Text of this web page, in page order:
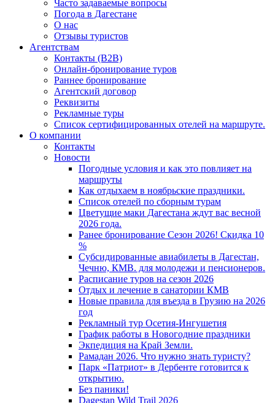
Часто задаваемые вопросы
Погода в Дагестане
О нас
Отзывы туристов
Агентствам
Контакты (B2B)
Онлайн-бронирование туров
Раннее бронирование
Агентский договор
Реквизиты
Рекламные туры
Список сертифицированных отелей на маршруте.
О компании
Контакты
Новости
Погодные условия и как это повлияет на
маршруты
Как отдыхаем в ноябрьские праздники.
Список отелей по сборным турам
Цветущие маки Дагестана ждут вас весной
2026 года.
Ранее бронирование Сезон 2026! Скидка 10
%
Субсидированные авиабилеты в Дагестан,
Чечню, КМВ. для молодежи и пенсионеров.
Расписание туров на сезон 2026
Отдых и лечение в санатории КМВ
Новые правила для въезда в Грузию на 2026
год
Рекламный тур Осетия-Ингушетия
График работы в Новогодние праздники
Экпедиция на Край Земли.
Рамадан 2026. Что нужно знать туристу?
Парк «Патриот» в Дербенте готовится к
открытию.
Без паники!
Dagestan Wild Trail 2026